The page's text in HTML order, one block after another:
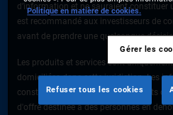
d’information et ne sauraient constituer
est recommandé aux investisseurs de
avant de prendre une quelconque
Les produits et services sont
domiciliées dans cette juridiction. Les
constituent pas une offre de produits
d'offre destinée à des personnes en
Politique en matière de cookies.
Gérer les
Refuser tous les cookies